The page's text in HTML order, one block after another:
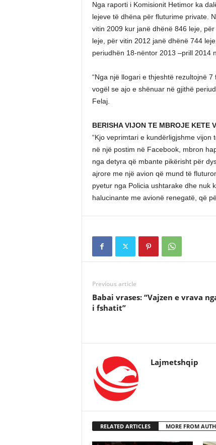
Nga raporti i Komisionit Hetimor ka
lejeve të dhëna për fluturime private.
vitin 2009 kur janë dhënë 846 leje,
leje, për vitin 2012 janë dhënë 744
periudhën 18-nëntor 2013 –prill 2014
“Nga një llogari e thjeshtë rezultojnë
vogël se ajo e shënuar në gjithë
Felaj.
BERISHA VIJON TE MBROJE KETE
“Kjo veprimtari e kundërligjshme
në një postim në Facebook, mbron
nga detyra që mbante pikërisht për
ajrore me një avion që mund të
pyetur nga Policia ushtarake dhe nuk
halucinante me avionë renegatë, që
Previous article
Babai vrases: “Vajzen e vrava
i fshatit”
Lajmetshqip
RELATED ARTICLES MORE FROM